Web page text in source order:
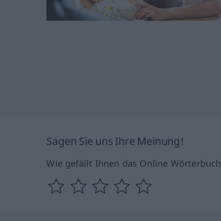
Sagen Sie uns Ihre Meinung!
Wie gefällt Ihnen das Online